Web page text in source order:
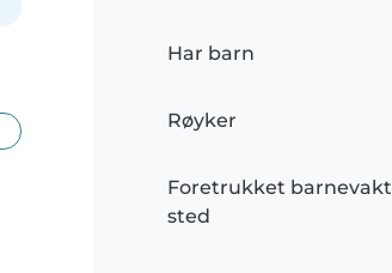
Har barn
Røyker
Foretrukket barnevakt
sted